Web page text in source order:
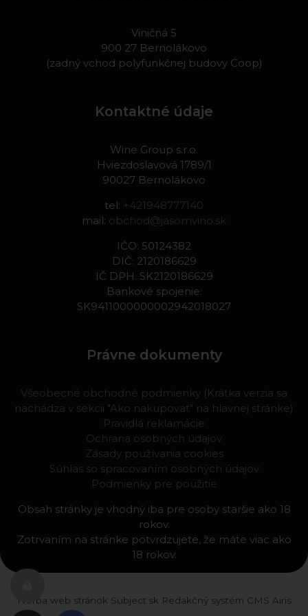
Viničná 5
900 27 Bernolákovo
(zadný vchod polyfunkčnej budovy Coop)
Kontaktné údaje
Wine Group s.r.o.
Hviezdoslavová 1789/1
90027 Bernolákovo
tel: +421948777140
mail: obchod@jasomvino.sk
IČO: 50124382
DIČ: 2120186629
IČ DPH: SK2120186629
Bankové spojenie:
SK9411000000002942018027
Právne dokumenty
Všeobecné obchodné podmienky (Krátka verzia sa
nachádza v sekcii "Ako nakupovať" na hlavnej stránke)
Pravidlá reklamácie
Ochrana osobných údajov
Zásady používania cookies
Súhlas so spracovaním osobných údajov
Podmienky pre použitie
Obsah stránky je vhodný iba pre osoby staršie ako 18
rokov.
Zotrvaním na stránke potvrdzujete, že máte viac ako
18 rokov.
Tvorba web stránok Subject.sk Redakčný systém CMS Airis